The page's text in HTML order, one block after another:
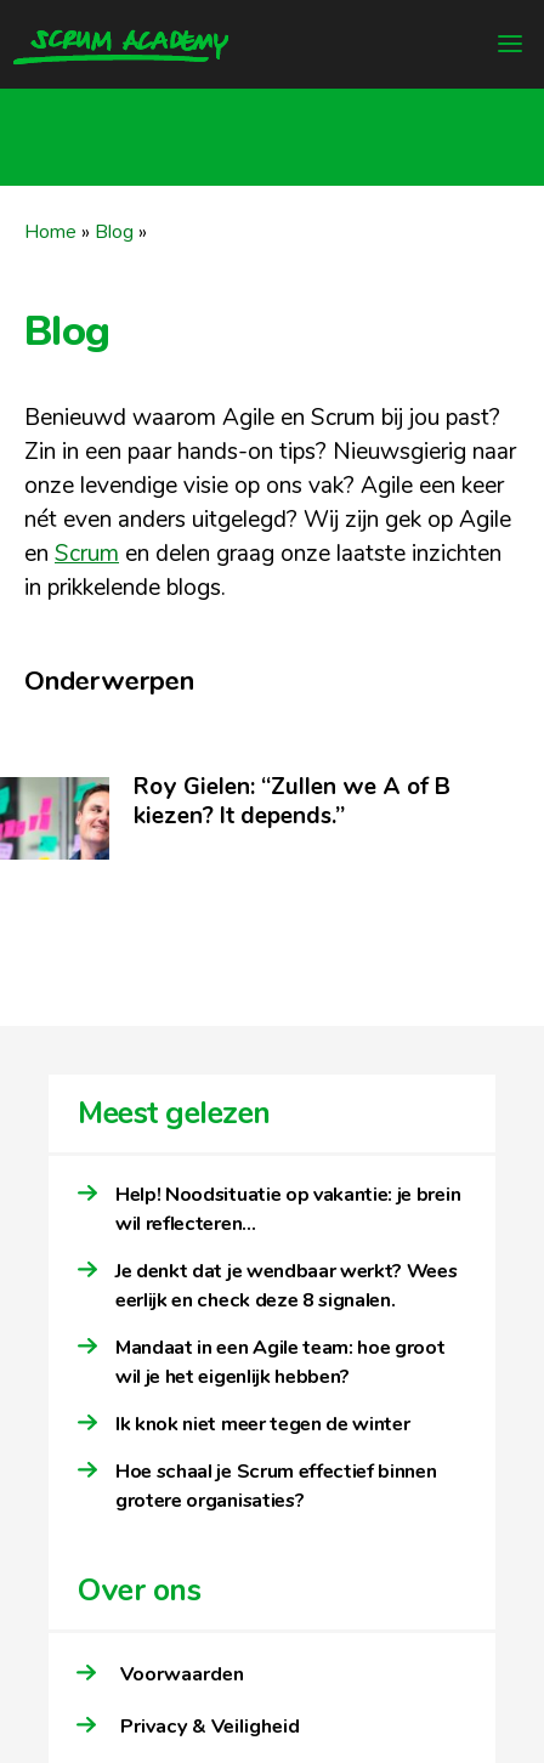
Home » Blog »
Blog
Benieuwd waarom Agile en Scrum bij jou past?
Zin in een paar hands-on tips? Nieuwsgierig naar
onze levendige visie op ons vak? Agile een keer
nét even anders uitgelegd? Wij zijn gek op Agile
en Scrum en delen graag onze laatste inzichten
in prikkelende blogs.
Onderwerpen
Roy Gielen: “Zullen we A of B
kiezen? It depends.”
Meest gelezen
Help! Noodsituatie op vakantie: je brein
wil reflecteren…
Je denkt dat je wendbaar werkt? Wees
eerlijk en check deze 8 signalen.
Mandaat in een Agile team: hoe groot
wil je het eigenlijk hebben?
Ik knok niet meer tegen de winter
Hoe schaal je Scrum effectief binnen
grotere organisaties?
Over ons
Voorwaarden
Privacy & Veiligheid